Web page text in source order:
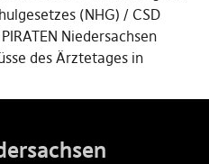
(NHG)
CSD
PIRATEN Niedersachsen
des Ärztetages in